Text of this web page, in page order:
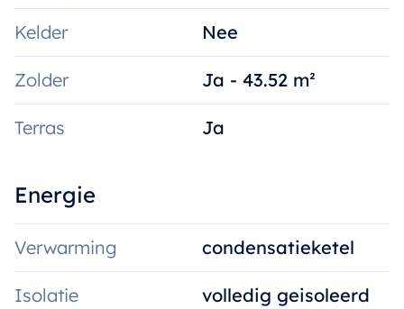
Kelder Nee
Zolder Ja - 43.52 m²
Terras Ja
Energie
Verwarming condensatieketel
Isolatie volledig geisoleerd